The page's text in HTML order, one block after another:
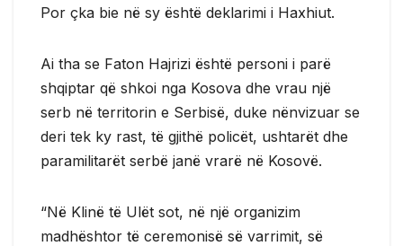
Por çka bie në sy është deklarimi i Haxhiut.
Ai tha se Faton Hajrizi është personi i parë
shqiptar që shkoi nga Kosova dhe vrau një
serb në territorin e Serbisë, duke nënvizuar se
deri tek ky rast, të gjithë policët, ushtarët dhe
paramilitarët serbë janë vrarë në Kosovë.
“Në Klinë të Ulët sot, në një organizim
madhështor të ceremonisë së varrimit, së